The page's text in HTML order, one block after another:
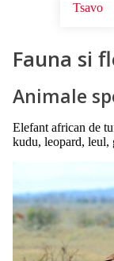
Tsavo
Fauna si
Animale
Elefant african de
kudu, leopard, leul,